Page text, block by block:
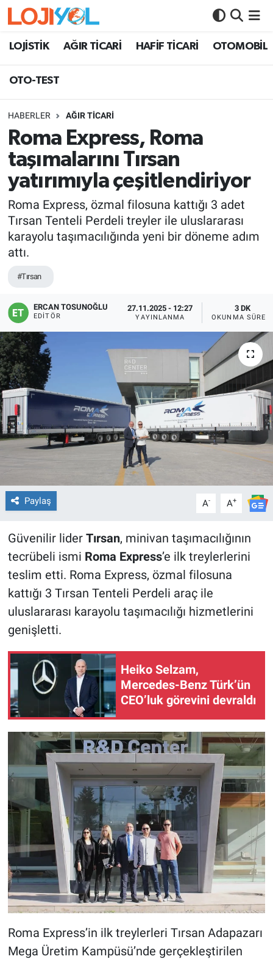
LOJİSTİK AĞIR TİCARİ HAFİF TİCARİ OTOMOBİL
OTO-TEST
HABERLER AĞIR TİCARİ
Roma Express, Roma
taşımalarını Tırsan
yatırımıyla çeşitlendiriyor
Roma Express, özmal filosuna kattığı 3 adet
Tırsan Tenteli Perdeli treyler ile uluslararası
karayolu taşımacılığında yeni bir döneme adım
attı.
#Tırsan
ERCAN TOSUNOĞLU
EDITÖR
27.11.2025 - 12:27
YAYINLANMA
3 DK
OKUNMA SÜRESI
Paylaş A- A+
Güvenilir lider Tırsan, minivan taşımacılığının
tecrübeli ismi Roma Express’e ilk treylerlerini
teslim etti. Roma Express, özmal filosuna
kattığı 3 Tırsan Tenteli Perdeli araç ile
uluslararası karayolu taşımacılığı hizmetlerini
genişletti.
Heiko Selzam,
Mercedes-Benz Türk’ün
CEO’luk görevini devraldı
Roma Express’in ilk treylerleri Tırsan Adapazarı
Mega Üretim Kampüsü’nde gerçekleştirilen
OTO-TEST